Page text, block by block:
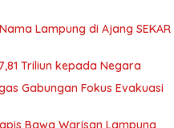
Lampung di Ajang SEKAR
Triliun kepada Negara
Gabungan Fokus Evakuasi
Bawa Warisan Lampung